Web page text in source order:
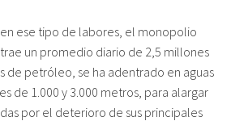
ese tipo de labores, el monopolio
un promedio diario de 2,5 millones
de petróleo, se ha adentrado en aguas
de 1.000 y 3.000 metros, para alargar
por el deterioro de sus principales